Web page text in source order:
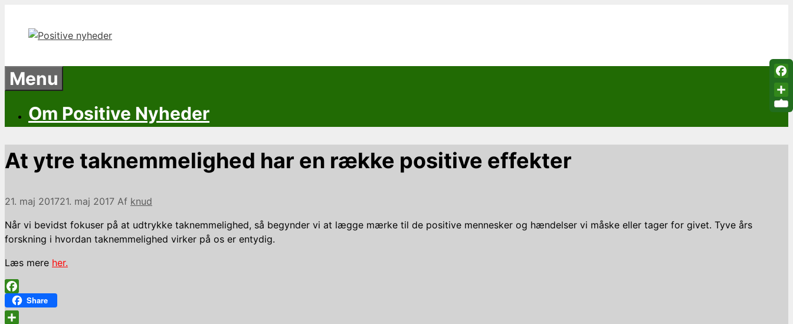
indhold
Menu
Om Positive Nyheder
At ytre taknemmelighed har en række positive effekter
21. maj 201721. maj 2017 Af knud
Når vi bevidst fokuser på at udtrykke taknemmelighed, så begynder vi at lægge mærke til de positive mennesker og hændelser vi måske eller tager for givet. Tyve års
forskning i hvordan taknemmelighed virker på os er entydig.
Læs mere her.
Facebook
Share